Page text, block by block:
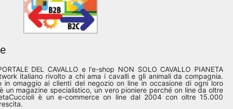
DEL CAVALLO e l'e-shop NON SOLO CAVALLO PIANETA
italiano rivolto a chi ama i cavalli e gli animali da compagnia.
in omaggio ai clienti del negozio on line in occasione di ogni loro
un magazine specialistico, un vero pioniere perché on line da oltre
è un e-commerce on line dal 2004 con oltre 15.000